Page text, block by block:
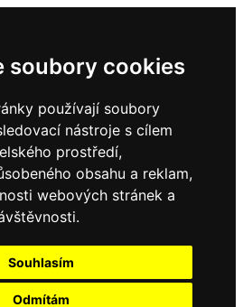
soubory cookies
používají soubory
nástroje s cílem
prostředí,
obsahu a reklam,
webových stránek a
Souhlasím
Odmítám